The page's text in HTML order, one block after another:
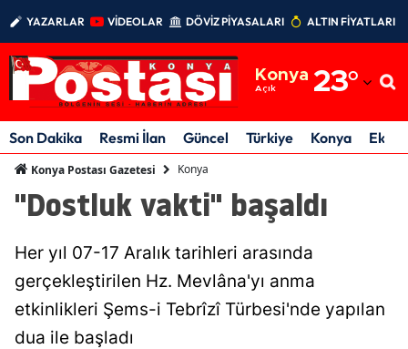
YAZARLAR VİDEOLAR DÖVİZ PİYASALARI ALTIN FİYATLARI
Konya
Açık 23°
Adıyaman
Afyonkarahisar
Amasya
Antalya
Artvin
Son Dakika Resmi İlan Güncel Türkiye Konya
Konya Postası Gazetesi Konya
"Dostluk vakti" başaldı
Her yıl 07-17 Aralık tarihleri arasında
gerçekleştirilen Hz. Mevlâna'yı anma
etkinlikleri Şems-i Tebrîzî Türbesi'nde yapılan
dua ile başladı